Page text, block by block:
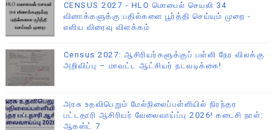
CENSUS 2027 - HLO மொபைல் செயலி 34
வினாக்களுக்கு பதில்களை பூர்த்தி செய்யும் முறை -
எளிய விரைவு விளக்கம்
Census 2027: ஆசிரியர்களுக்குப் பள்ளி நேர விலக்கு
அறிவிப்பு – மாவட்ட ஆட்சியர் நடவடிக்கை!
அரசு உதவிபெறும் மேல்நிலைப்பள்ளியில் நிரந்தர
பட்டதாரி ஆசிரியர் வேலைவாய்ப்பு 2026! கடைசி நாள்:
ஆகஸ்ட் 7